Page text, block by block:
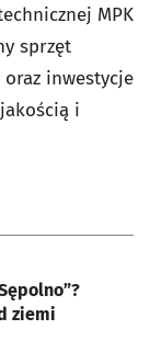
MPK
sprzęt
inwestycje
i
ziemi